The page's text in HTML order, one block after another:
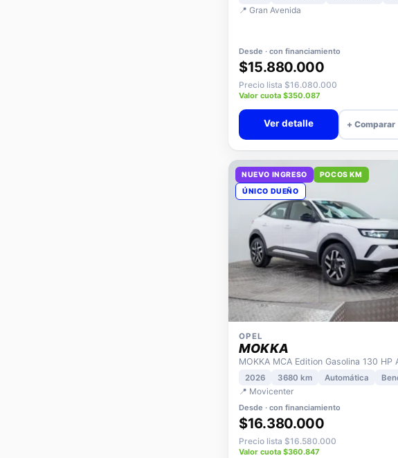
📍 Gran Avenida
Desde · con financiamiento
$15.880.000
Precio lista $16.080.000
Valor cuota $350.087
Ver detalle + Comparar
NUEVO INGRESO
POCOS KM
ÚNICO DUEÑO
OPEL
MOKKA
MOKKA MCA Edition Gasolina 130 HP
2026 3680 km Automática
📍 Movicenter
Desde · con financiamiento
$16.380.000
Precio lista $16.580.000
Valor cuota $360.847